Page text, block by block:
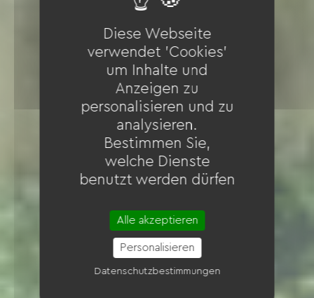
Diese Webseite
verwendet 'Cookies'
um Inhalte und
Anzeigen zu
personalisieren und zu
analysieren.
Bestimmen Sie,
welche Dienste
benutzt werden dürfen
Alle akzeptieren
Personalisieren
Datenschutzbestimmungen